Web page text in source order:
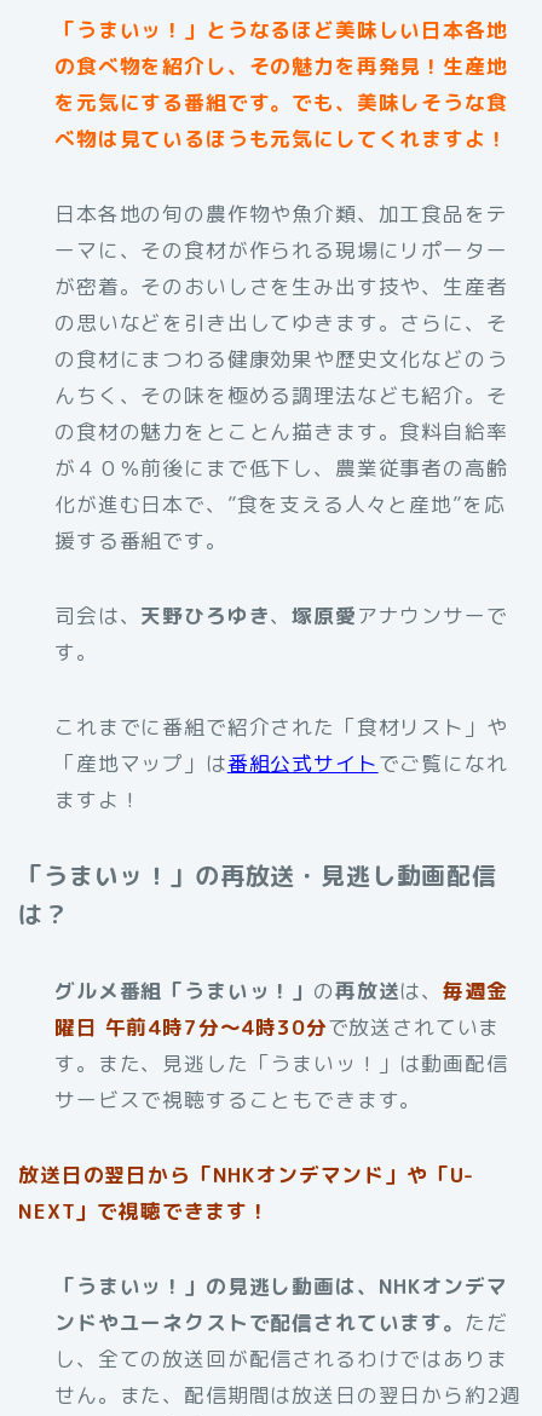
「うまいッ！」とうなるほど美味しい日本各地
の食べ物を紹介し、その魅力を再発見！生産地
を元気にする番組です。でも、美味しそうな食
べ物は見ているほうも元気にしてくれますよ！
日本各地の旬の農作物や魚介類、加工食品をテ
ーマに、その食材が作られる現場にリポーター
が密着。そのおいしさを生み出す技や、生産者
の思いなどを引き出してゆきます。さらに、そ
の食材にまつわる健康効果や歴史文化などのう
んちく、その味を極める調理法なども紹介。そ
の食材の魅力をとことん描きます。食料自給率
が４０％前後にまで低下し、農業従事者の高齢
化が進む日本で、”食を支える人々と産地”を応
援する番組です。
司会は、 天野ひろゆき、塚原愛アナウンサーで
す。
これまでに番組で紹介された「食材リスト」や
「産地マップ」は番組公式サイトでご覧になれ
ますよ！
「うまいッ！」の再放送・見逃し動画配信
は？
グルメ番組「うまいッ！」 の再放送は、毎週金
曜日 午前4時7分～4時30分で放送されていま
す。また、見逃した「うまいッ！」は動画配信
サービスで視聴することもできます。
放送日の翌日から「NHKオンデマンド」や「U-
NEXT」で視聴できます！
「うまいッ！」の見逃し動画は、NHKオンデマ
ンドやユーネクストで配信されています。 ただ
し、全ての放送回が配信されるわけではありま
せん。また、配信期間は放送日の翌日から約2週